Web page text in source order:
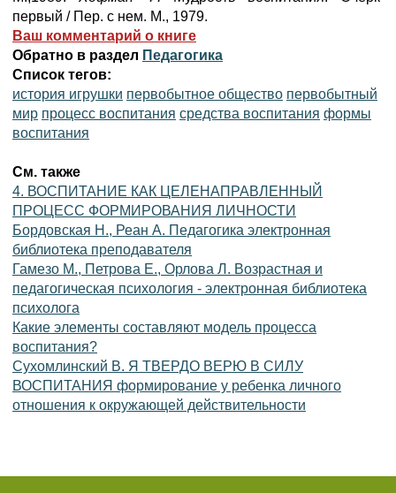
первый / Пер. с нем. М., 1979.
Ваш комментарий о книге
Обратно в раздел Педагогика
Список тегов:
история игрушки первобытное общество первобытный
мир процесс воспитания средства воспитания формы
воспитания
См. также
4. ВОСПИТАНИЕ КАК ЦЕЛЕНАПРАВЛЕННЫЙ
ПРОЦЕСС ФОРМИРОВАНИЯ ЛИЧНОСТИ
Бордовская Н., Реан А. Педагогика электронная
библиотека преподавателя
Гамезо М., Петрова Е., Орлова Л. Возрастная и
педагогическая психология - электронная библиотека
психолога
Какие элементы составляют модель процесса
воспитания?
Сухомлинский В. Я ТВЕРДО ВЕРЮ В СИЛУ
ВОСПИТАНИЯ формирование у ребенка личного
отношения к окружающей действительности